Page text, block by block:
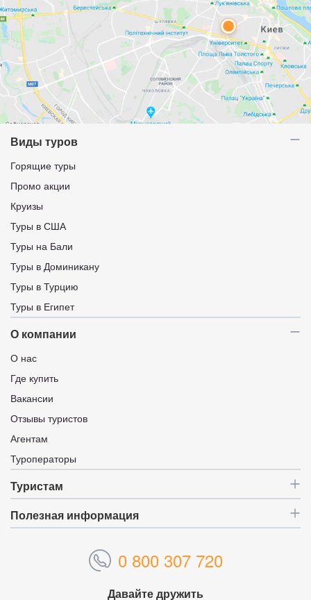
Виды туров
Горящие туры
Промо акции
Круизы
Туры в США
Туры на Бали
Туры в Доминикану
Туры в Турцию
Туры в Египет
О компании
О нас
Где купить
Вакансии
Отзывы туристов
Агентам
Туроператоры
Туристам
Полезная информация
0 800 307 720
Давайте дружить